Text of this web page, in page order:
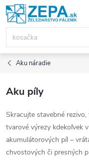
Prejsť
na
obsah
Aku náradie
Aku píly
Skracujte stavebné
tvarové výrezy kdekoľvek
akumulátorových píl –
chvostových či presných